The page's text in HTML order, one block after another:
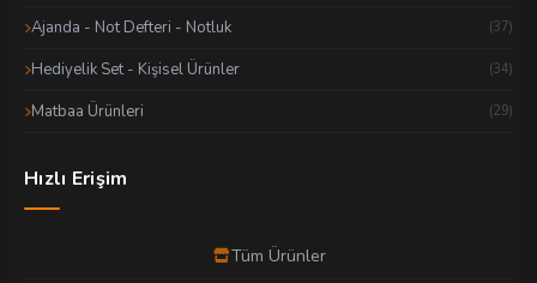
Ajanda - Not Defteri - Notluk (37)
Hediyelik Set - Kişisel Ürünler (34)
Matbaa Ürünleri (29)
Hızlı Erişim
Tüm Ürünler